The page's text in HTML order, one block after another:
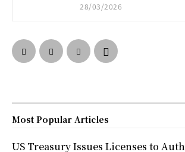
28/03/2026
Most Popular Articles
US Treasury Issues Licenses to